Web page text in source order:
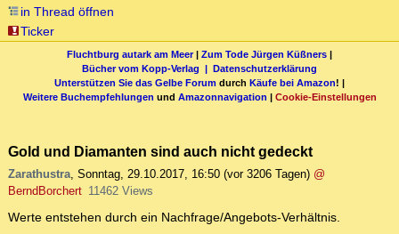
in Thread öffnen
Ticker
Fluchtburg autark am Meer| Zum Tode Jürgen Küßners |
Bücher vom Kopp-Verlag | Datenschutzerklärung
Unterstützen Sie das Gelbe Forum durch Käufe bei Amazon! |
Weitere Buchempfehlungen und Amazonnavigation | Cookie-Einstellungen
Gold und Diamanten sind auch nicht gedeckt
Zarathustra, Sonntag, 29.10.2017, 16:50 (vor 3206 Tagen) @
BerndBorchert 11462 Views
Werte entstehen durch ein Nachfrage/Angebots-Verhältnis.